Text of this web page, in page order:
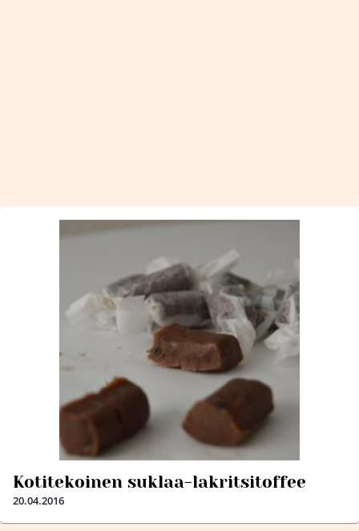
Kotitekoinen suklaa-lakritsitoffee
20.04.2016